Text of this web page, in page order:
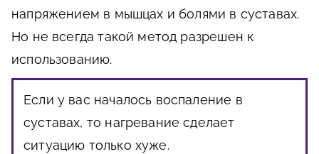
напряжением в мышцах и болями в суставах.
Но не всегда такой метод разрешен к
использованию.
Если у вас началось воспаление в
суставах, то нагревание сделает
ситуацию только хуже.